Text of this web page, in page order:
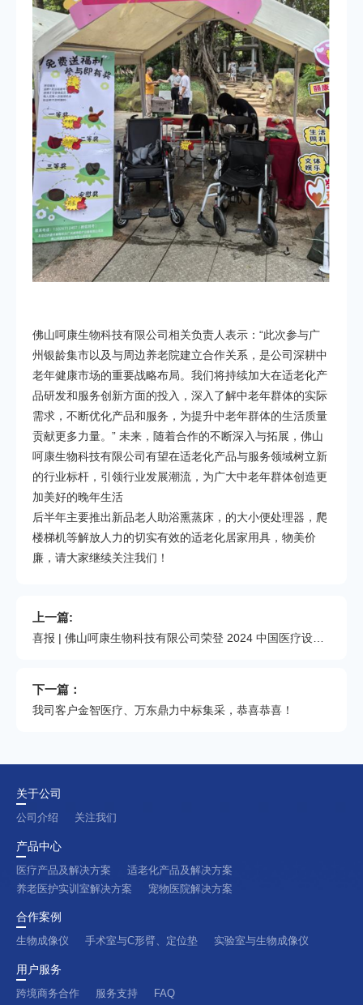
佛山呵康生物科技有限公司相关负责人表示：“此次参与广
州银龄集市以及与周边养老院建立合作关系，是公司深耕中
老年健康市场的重要战略布局。我们将持续加大在适老化产
品研发和服务创新方面的投入，深入了解中老年群体的实际
需求，不断优化产品和服务，为提升中老年群体的生活质量
贡献更多力量。” 未来，随着合作的不断深入与拓展，佛山
呵康生物科技有限公司有望在适老化产品与服务领域树立新
的行业标杆，引领行业发展潮流，为广大中老年群体创造更
加美好的晚年生活
后半年主要推出新品老人助浴熏蒸床，的大小便处理器，爬
楼梯机等解放人力的切实有效的适老化居家用具，物美价
廉，请大家继续关注我们！
上一篇:
下一篇：
我司客户金智医疗、万东鼎力中标集采，恭喜恭喜！
关于公司
公司介绍
关注我们
产品中心
医疗产品及解决方案
适老化产品及解决方案
养老医护实训室解决方案
宠物医院解决方案
合作案例
生物成像仪
手术室与C形臂、定位垫 实验室与生物成像仪
用户服务
跨境商务合作
服务支持 FAQ